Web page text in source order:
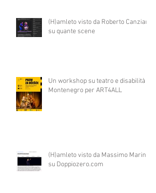
(H)amleto visto da Roberto Canziani
su quante scene
Un workshop su teatro e disabilità in
Montenegro per ART4ALL
(H)amleto visto da Massimo Marino
su Doppiozero.com